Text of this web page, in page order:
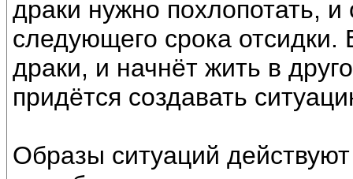
драки нужно похлопотать,
следующего срока отсидки.
драки, и начнёт жить в
придётся создавать
Образы ситуаций